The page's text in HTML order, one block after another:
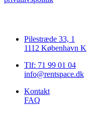
Pilestræde 33, 1
1112 København K
Tlf: 71 99 01 04
info@rentspace.dk
Kontakt
FAQ